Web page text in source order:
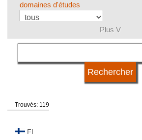
domaines d'études
langue
Plus V
Trouvés: 119
FI